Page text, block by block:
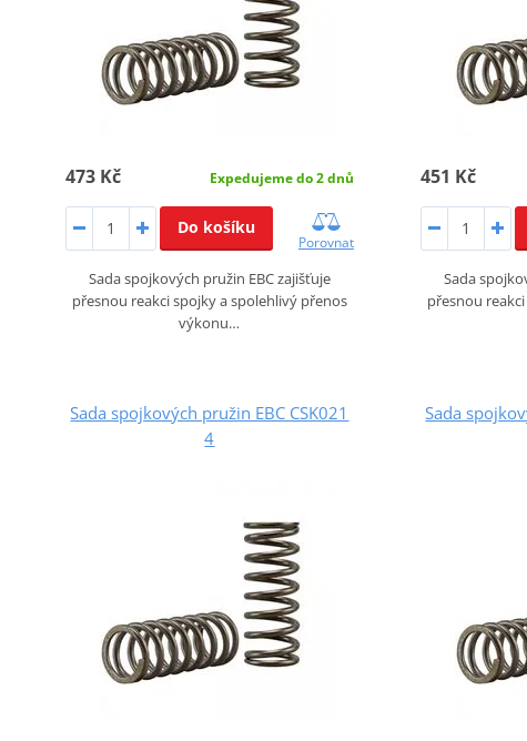
473 Kč Expedujeme do 2 dnů
Do košíku
Porovnat
Sada spojkových pružin EBC zajišťuje
přesnou reakci spojky a spolehlivý přenos
výkonu…
451 Kč
Sada
přesnou
Sada spojkových pružin EBC CSK021
4
Sada